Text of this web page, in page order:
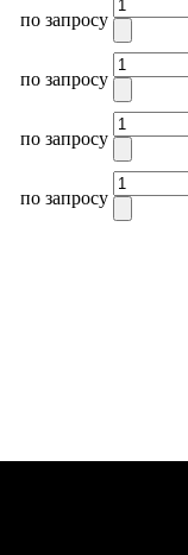
по запросу
по запросу
по запросу
по запросу